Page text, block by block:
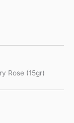
Rose (15gr)